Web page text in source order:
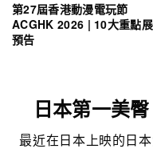
第27屆香港動漫電玩節
ACGHK 2026 | 10大重點
預告
日本第一美
最近在日本上映的日